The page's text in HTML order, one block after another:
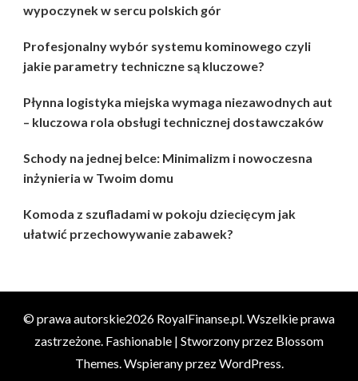
wypoczynek w sercu polskich gór
Profesjonalny wybór systemu kominowego czyli
jakie parametry techniczne są kluczowe?
Płynna logistyka miejska wymaga niezawodnych aut
– kluczowa rola obsługi technicznej dostawczaków
Schody na jednej belce: Minimalizm i nowoczesna
inżynieria w Twoim domu
Komoda z szufladami w pokoju dziecięcym jak
ułatwić przechowywanie zabawek?
© prawa autorskie2026 RoyalFinanse.pl. Wszelkie prawa
zastrzeżone. Fashionable | Stworzony przez Blossom
Themes. Wspierany przezWordPress.